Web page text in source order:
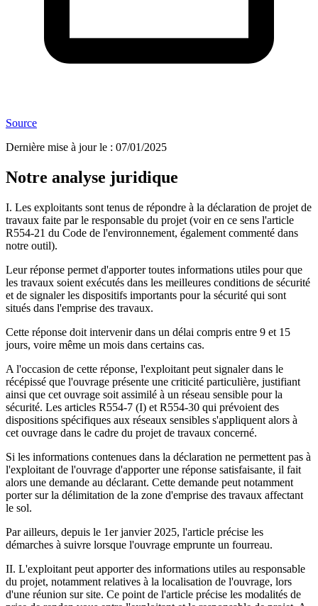
Source
Dernière mise à jour le : 07/01/2025
Notre analyse juridique
I. Les exploitants sont tenus de répondre à la déclaration de projet de
travaux faite par le responsable du projet (voir en ce sens l'article
R554-21 du Code de l'environnement, également commenté dans
notre outil).
Leur réponse permet d'apporter toutes informations utiles pour que
les travaux soient exécutés dans les meilleures conditions de sécurité
et de signaler les dispositifs importants pour la sécurité qui sont
situés dans l'emprise des travaux.
Cette réponse doit intervenir dans un délai compris entre 9 et 15
jours, voire même un mois dans certains cas.
A l'occasion de cette réponse, l'exploitant peut signaler dans le
récépissé que l'ouvrage présente une criticité particulière, justifiant
ainsi que cet ouvrage soit assimilé à un réseau sensible pour la
sécurité. Les articles R554-7 (I) et R554-30 qui prévoient des
dispositions spécifiques aux réseaux sensibles s'appliquent alors à
cet ouvrage dans le cadre du projet de travaux concerné.
Si les informations contenues dans la déclaration ne permettent pas à
l'exploitant de l'ouvrage d'apporter une réponse satisfaisante, il fait
alors une demande au déclarant. Cette demande peut notamment
porter sur la délimitation de la zone d'emprise des travaux affectant
le sol.
Par ailleurs, depuis le 1er janvier 2025, l'article précise les
démarches à suivre lorsque l'ouvrage emprunte un fourreau.
II. L'exploitant peut apporter des informations utiles au responsable
du projet, notamment relatives à la localisation de l'ouvrage, lors
d'une réunion sur site. Ce point de l'article précise les modalités de